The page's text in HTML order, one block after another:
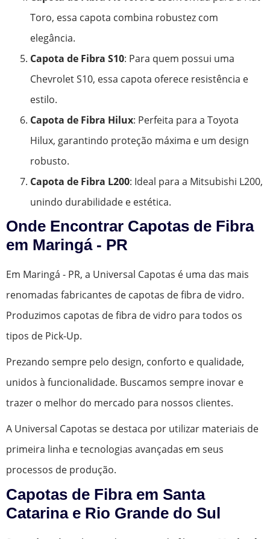
Toro, essa capota combina robustez com
elegância.
Capota de Fibra S10: Para quem possui uma
Chevrolet S10, essa capota oferece resistência e
estilo.
Capota de Fibra Hilux: Perfeita para a Toyota
Hilux, garantindo proteção máxima e um design
robusto.
Capota de Fibra L200: Ideal para a Mitsubishi L200,
unindo durabilidade e estética.
Onde Encontrar Capotas de Fibra
em Maringá - PR
Em Maringá - PR, a Universal Capotas é uma das mais
renomadas fabricantes de capotas de fibra de vidro.
Produzimos capotas de fibra de vidro para todos os
tipos de Pick-Up.
Prezando sempre pelo design, conforto e qualidade,
unidos à funcionalidade. Buscamos sempre inovar e
trazer o melhor do mercado para nossos clientes.
A Universal Capotas se destaca por utilizar materiais de
primeira linha e tecnologias avançadas em seus
processos de produção.
Capotas de Fibra em Santa
Catarina e Rio Grande do Sul